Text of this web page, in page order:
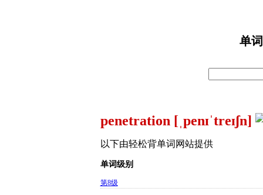
单
penetration [ˌpenɪˈtreɪʃn]
以下由轻松背单词网站提供
单词级别
第8级